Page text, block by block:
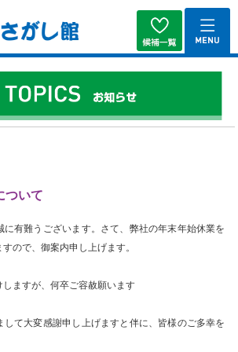
ついて
に有難うございます。さて、弊社の年末年始休業を
ので、御案内申し上げます。
ますが、何卒ご容赦願います
して大変感謝申し上げますと伴に、皆様のご多幸を